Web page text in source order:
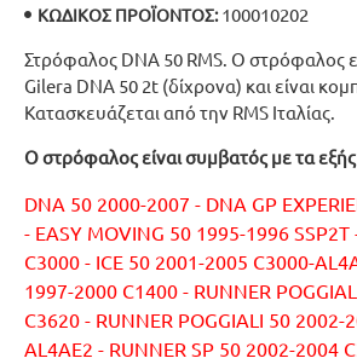
Στρόφαλος DNA 50 RMS. Ο στρόφαλος
Gilera DNA 50 2t (δίχρονα) και είναι
Κατασκευάζεται από την RMS Ιταλίας.
Ο στρόφαλος είναι συμβατός με τα
DNA 50 2000-2007 - DNA GP
- EASY MOVING 50 1995-1996
C3000 - ICE 50 2001-2005 C3000-
1997-2000 C1400 - RUNNER
C3620 - RUNNER POGGIALI 50 2002-
AL4AE2 - RUNNER SP 50 2002-2004
ΚΩΔΙΚΌΣ ΠΡΟΪΌΝΤΟΣ: 100010202